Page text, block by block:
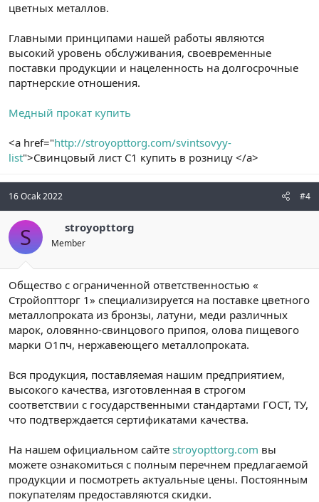
цветных металлов.
Главными принципами нашей работы являются
высокий уровень обслуживания, своевременные
поставки продукции и нацеленность на долгосрочные
партнерские отношения.
Медный прокат купить
<a href="http://stroyopttorg.com/svintsovyy-
list">Свинцовый лист С1 купить в розницу </a>
16 Ocak 2022 #4
S stroyopttorg
Member
Общество с ограниченной ответственностью «
Стройоптторг 1» специализируется на поставке цветного
металлопроката из бронзы, латуни, меди различных
марок, оловянно-свинцового припоя, олова пищевого
марки О1пч, нержавеющего металлопроката.
Вся продукция, поставляемая нашим предприятием,
высокого качества, изготовленная в строгом
соответствии с государственными стандартами ГОСТ, ТУ,
что подтверждается сертификатами качества.
На нашем официальном сайте stroyopttorg.com вы
можете ознакомиться с полным перечнем предлагаемой
продукции и посмотреть актуальные цены. Постоянным
покупателям предоставляются скидки.